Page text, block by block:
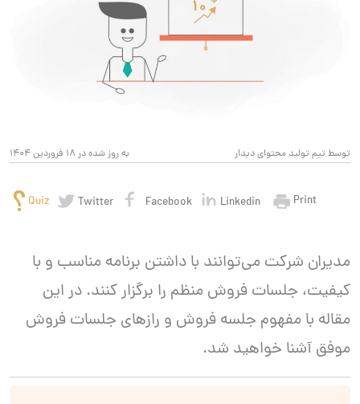
به روز شده در 18 فروردین 1404 توسط تیم تولید محتوای دیدار
Quiz Twitter Facebook Linkedin Print
مدیران شرکت می‌توانند با داشتن برنامه مناسب و با
کیفیت، جلسات فروش منظم را برگزار کنند. در این
مقاله با مفهوم جلسه فروش و رازهای جلسات فروش
موفق آشنا خواهید شد.